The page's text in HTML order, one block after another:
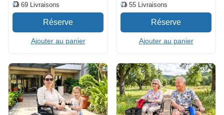
69 Livraisons
Ajouter au panier
55 Livraisons
Ajouter au panier